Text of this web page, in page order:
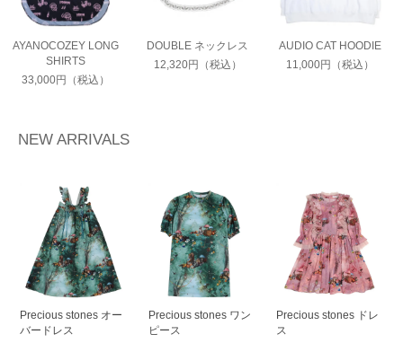
AYANOCOZEY LONG
SHIRTS
33,000円（税込）
DOUBLE ネックレス
12,320円（税込）
AUDIO CAT HOODIE
11,000円（税込）
NEW ARRIVALS
Precious stones オー
バードレス
Precious stones ワン
ピース
Precious stones ドレ
ス